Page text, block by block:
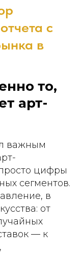
с
в
то,
арт-
важным
цифры
сегментов.
в
от
— к